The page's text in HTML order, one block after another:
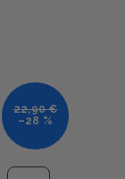
22,90 €
–28 %